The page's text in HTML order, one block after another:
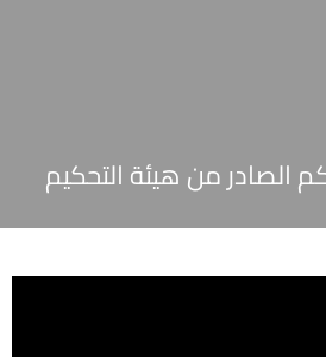
الصادر من هيئة التحكيم